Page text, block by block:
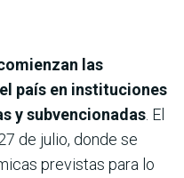
las
país en instituciones
y subvencionadas . El
de julio, donde se
previstas para lo